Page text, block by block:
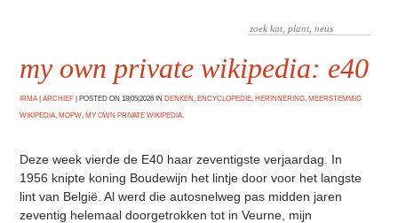
my own private wikipedia: e40
IRMA|ARCHIEF POSTED ON 18|05|2026 IN DENKEN, ENCYCLOPEDIE, HERINNERING, MEERSTEMMIG
WIKIPEDIA, MOPW, MY OWN PRIVATE WIKIPEDIA.
Deze week vierde de E40 haar zeventigste verjaardag. In
1956 knipte koning Boudewijn het lintje door voor het langste
lint van België. Al werd die autosnelweg pas midden jaren
zeventig helemaal doorgetrokken tot in Veurne, mijn